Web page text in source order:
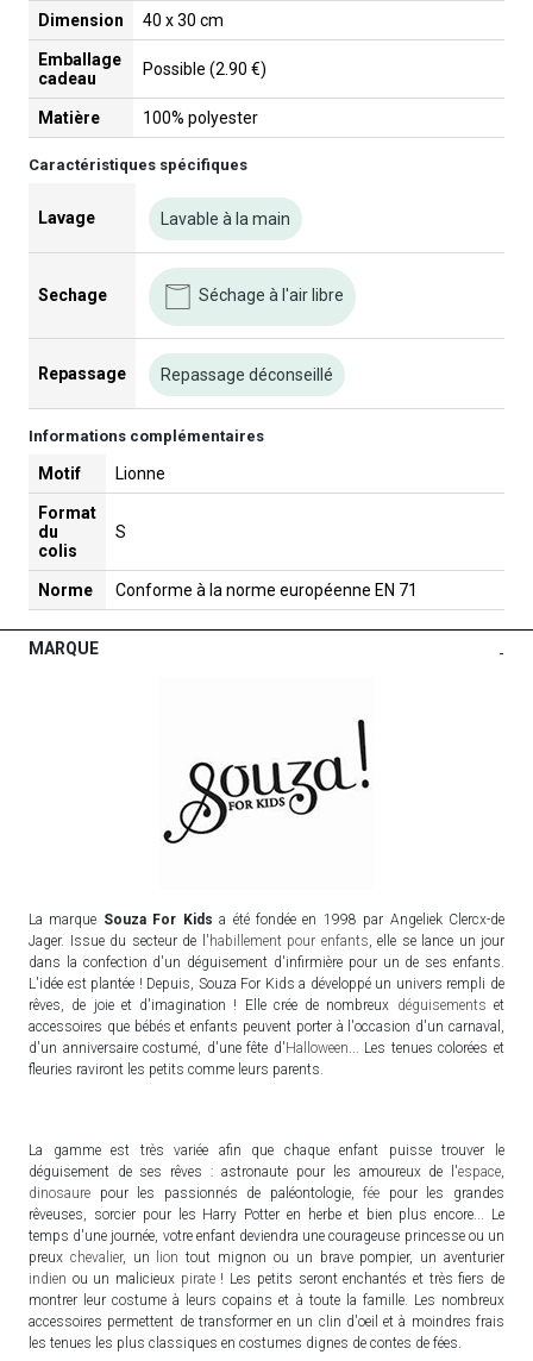
Dimension 40 x 30 cm
Emballage
cadeau
Possible (2.90 €)
Matière 100% polyester
Caractéristiques spécifiques
Lavage Lavable à la main
Sechage Séchage à l'air libre
Repassage Repassage déconseillé
Informations complémentaires
Motif Lionne
Format
du
colis
S
Norme Conforme à la norme européenne EN 71
MARQUE -
La marque Souza For Kids a été fondée en 1998 par Angeliek Clercx-de
Jager. Issue du secteur de l'habillement pour enfants, elle se lance un jour
dans la confection d'un déguisement d'infirmière pour un de ses enfants.
L'idée est plantée ! Depuis, Souza For Kids a développé un univers rempli de
rêves, de joie et d'imagination ! Elle crée de nombreux déguisements et
accessoires que bébés et enfants peuvent porter à l'occasion d'un carnaval,
d'un anniversaire costumé, d'une fête d'Halloween... Les tenues colorées et
fleuries raviront les petits comme leurs parents.
La gamme est très variée afin que chaque enfant puisse trouver le
déguisement de ses rêves : astronaute pour les amoureux de l'espace,
dinosaure pour les passionnés de paléontologie,fée pour les grandes
rêveuses, sorcier pour les Harry Potter en herbe et bien plus encore... Le
temps d'une journée, votre enfant deviendra une courageuse princesse ou un
preux chevalier, un lion tout mignon ou un brave pompier, un aventurier
indien ou un malicieux pirate! Les petits seront enchantés et très fiers de
montrer leur costume à leurs copains et à toute la famille. Les nombreux
accessoires permettent de transformer en un clin d'oeil et à moindres frais
les tenues les plus classiques en costumes dignes de contes de fées.